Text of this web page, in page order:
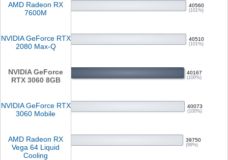
AMD Radeon RX
7600M
40560
(101%)
NVIDIA GeForce RTX
2080 Max-Q
40510
(101%)
NVIDIA GeForce
RTX 3060 8GB
40167
(100%)
NVIDIA GeForce RTX
3060 Mobile
40073
(100%)
AMD Radeon RX
Vega 64 Liquid
Cooling
39750
(99%)